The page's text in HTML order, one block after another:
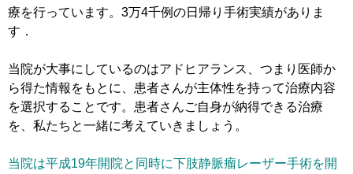
療を行っています。3万4千例の日帰り手術実績がありま
す．
当院が大事にしているのはアドヒアランス、つまり医師か
ら得た情報をもとに、患者さんが主体性を持って治療内容
を選択することです。患者さんご自身が納得できる治療
を、私たちと一緒に考えていきましょう。
当院は平成19年開院と同時に下肢静脈瘤レーザー手術を開